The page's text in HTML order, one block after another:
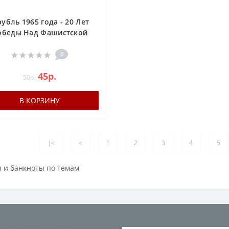
1965 года - 20 Лет
Над Фашистской
0
50р. 45р.
В КОРЗИНУ
|< < 1 2 3 4 5
банкноты по темам